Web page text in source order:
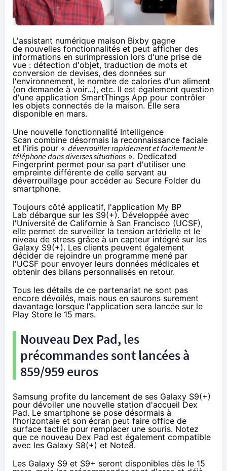
L'assistant numérique maison Bixby gagne
de nouvelles fonctionnalités et peut afficher des
informations en surimpression lors d'une prise de
vue : détection d'objet, traduction de mots et
conversion de devises, des données sur
l'environnement, le nombre de calories d'un aliment
(on demande à voir...), etc. Il est également question
d'une application SmartThings App pour contrôler
les objets connectés de la maison. Elle sera
disponible en mars.
Une nouvelle fonctionnalité Intelligence
Scan combine désormais la reconnaissance faciale
et l'iris pour « déverrouiller rapidement et facilement le
téléphone dans diverses situations ». Dedicated
Fingerprint permet pour sa part d'utiliser une
empreinte différente de celle servant au
déverrouillage pour accéder au Secure Folder du
smartphone.
Toujours côté applicatif, l'application My BP
Labdébarque sur les S9(+). Développée avec
l'Université de Californie à San Francisco (UCSF),
elle permet de surveiller la tension artérielle et le
niveau de stress grâce à un capteur intégré sur les
Galaxy S9(+). Les clients peuvent également
décider de rejoindre un programme mené par
l'UCSF pour envoyer leurs données médicales et
obtenir des bilans personnalisés en retour.
Tous les détails de ce partenariat ne sont pas
encore dévoilés, mais nous en saurons surement
davantage lorsque l'application sera lancée sur le
Play Store le 15 mars.
Nouveau Dex Pad, les
précommandes sont lancées à
859/959 euros
Samsung profite du lancement de ses Galaxy S9(+)
pour dévoiler une nouvelle station d'accueil Dex
Pad. Le smartphone se pose désormais à
l'horizontale et son écran peut faire office de
surface tactile pour remplacer une souris. Notez
que ce nouveau Dex Pad est également compatible
avec les Galaxy S8(+) et Note8.
Les Galaxy S9 et S9+ seront disponibles dès le 15